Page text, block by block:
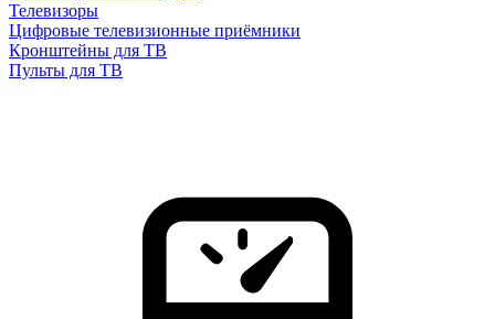
Телевизоры
Цифровые телевизионные приёмники
Кронштейны для ТВ
Пульты для ТВ